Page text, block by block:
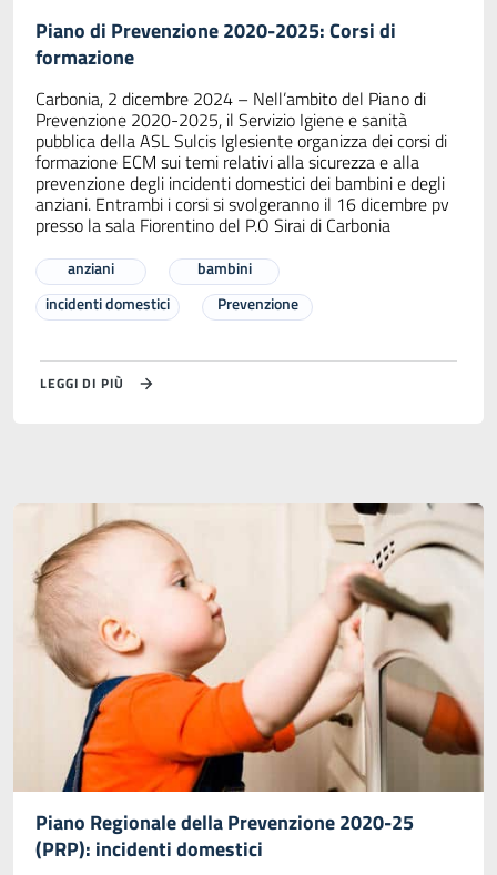
Piano di Prevenzione 2020-2025: Corsi di
formazione
Carbonia, 2 dicembre 2024 – Nell’ambito del Piano di
Prevenzione 2020-2025, il Servizio Igiene e sanità
pubblica della ASL Sulcis Iglesiente organizza dei corsi di
formazione ECM sui temi relativi alla sicurezza e alla
prevenzione degli incidenti domestici dei bambini e degli
anziani. Entrambi i corsi si svolgeranno il 16 dicembre pv
presso la sala Fiorentino del P.O Sirai di Carbonia
anziani
bambini
incidenti domestici
Prevenzione
LEGGI DI PIÙ
Piano Regionale della Prevenzione 2020-25
(PRP): incidenti domestici